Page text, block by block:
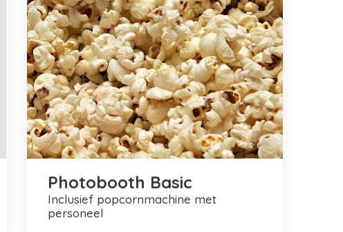
Photobooth Basic
inclusief popcornmachine met
personeel